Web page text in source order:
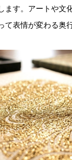
ます。アートや文
て表情が変わる奥